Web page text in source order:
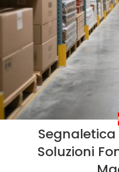
Soluzioni